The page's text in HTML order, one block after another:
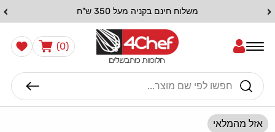
‹ מעל 350 ש"ח ›
לתוכן
חיפוש
עֲגָלָה(0)
0
פריטים
הרשימה
שלי
דלג
לפרטי
אזל מהמלאי